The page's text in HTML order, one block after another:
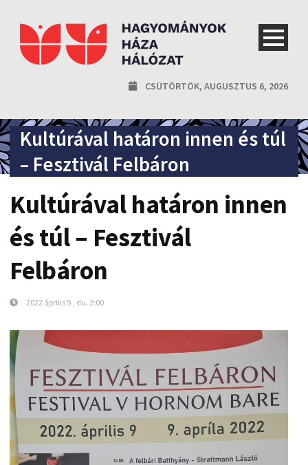
CSÜTÖRTÖK, AUGUSZTUS 6, 2026
Kultúrával határon innen és túl
– Fesztivál Felbáron
Kultúrával határon innen
és túl – Fesztivál
Felbáron
2022 április 9., du. 2:00